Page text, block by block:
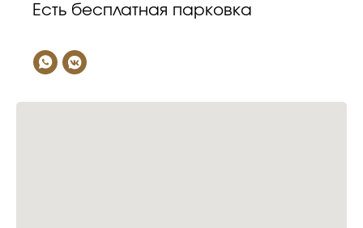
Есть бесплатная парковка